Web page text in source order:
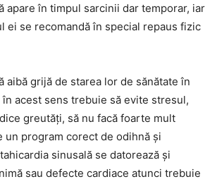
apare în timpul sarcinii dar temporar, iar
ei se recomandă în special repaus fizic
aibă grijă de starea lor de sănătate în
acest sens trebuie să evite stresul,
greutăți, să nu facă foarte mult
un program corect de odihnă și
sinusală se datorează și
sau defecte cardiace atunci trebuie